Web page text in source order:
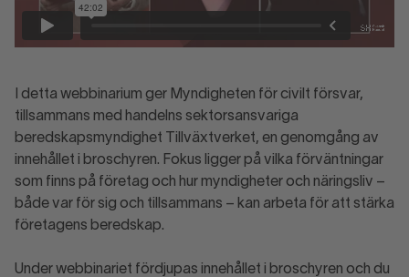
I detta webbinarium ger Myndigheten för civilt försvar,
tillsammans med handelns sektorsansvariga
beredskapsmyndighet Tillväxtverket, en genomgång av
innehållet i broschyren. Fokus ligger på vilka förväntningar
som finns på företag och hur myndigheter och näringsliv –
både var för sig och tillsammans – kan arbeta för att stärka
företagens beredskap.
Under webbinariet fördjupas innehållet i broschyren och du